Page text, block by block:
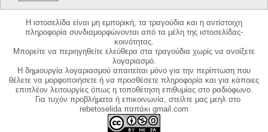
Η ιστοσελίδα είναι μη εμπορική, τα τραγούδια και η αντίστοιχη
πληροφορία συνδιαμορφώνονται από τα μέλη της ιστοσελίδας-
κοινότητας.
Μπορείτε να περιηγηθείτε ελεύθερα στα τραγούδια χωρίς να ανοίξετε
λογαριασμό.
Η δημιουργία λογαριασμού απαιτείται μόνο για την περίπτωση που
θέλετε να μορφοποιήσετε ή να προσθέσετε πληροφορία και για κάποιες
επιπλέον λειτουργίες όπως η τοποθέτηση επιθυμίας στο ραδιόφωνο.
Για τυχόν προβλήματα ή επικοινωνία, στείλτε μας μεηλ στο
rebetoselida παπάκι gmail.com